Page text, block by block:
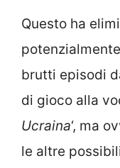
Questo ha
brutti episodi
di gioco alla
Ucraina‘, ma
le altre